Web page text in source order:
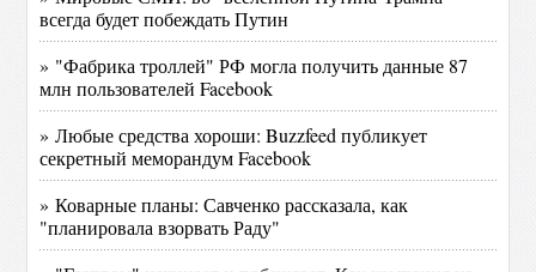
всегда будет побеждать Путин
» "Фабрика троллей" РФ могла получить данные 87
млн пользователей Facebook
» Любые средства хороши: Buzzfeed публикует
секретный меморандум Facebook
» Коварные планы: Савченко рассказала, как
"планировала взорвать Раду"